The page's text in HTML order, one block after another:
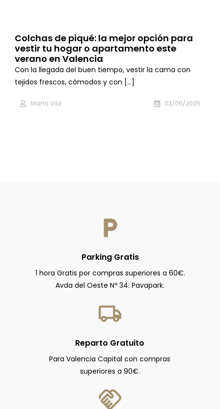
Colchas de piqué: la mejor opción para
vestir tu hogar o apartamento este
verano en Valencia
Con la llegada del buen tiempo, vestir la cama con
tejidos frescos, cómodos y con [...]
María Vila 03/06/2025
Parking Gratis
1 hora Gratis por compras superiores a 60€.
Avda del Oeste Nº 34. Pavapark.
Reparto Gratuito
Para Valencia Capital con compras
superiores a 90€.